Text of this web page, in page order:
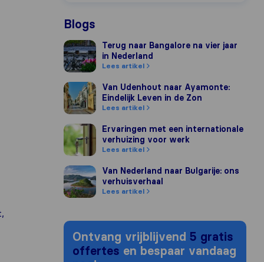
Blogs
Terug naar Bangalore na vier jaar in
Terug naar Bangalore na vier jaar
in Nederland
Lees artikel
Van Udenhout naar Ayamonte: Eindelijk
Van Udenhout naar Ayamonte:
Eindelijk Leven in de Zon
Lees artikel
Ervaringen met een internationale
Ervaringen met een internationale
verhuizing voor werk
Lees artikel
Van Nederland naar Bulgarije: ons
Van Nederland naar Bulgarije: ons
verhuisverhaal
Lees artikel
Ontvang vrijblijvend 5 gratis
offertes en bespaar vandaag